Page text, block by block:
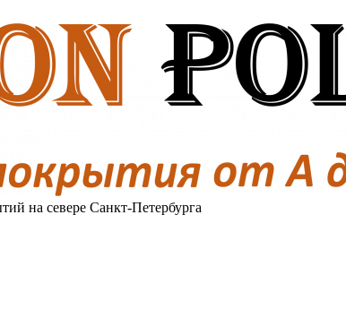
на севере Санкт-Петербурга